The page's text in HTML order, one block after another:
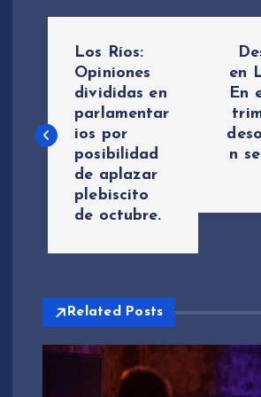
v
a
c
Los Ríos:
Opiniones
divididas en
parlamentar
ios por
posibilidad
de aplazar
plebiscito
de octubre.
en
En
n
Related Posts